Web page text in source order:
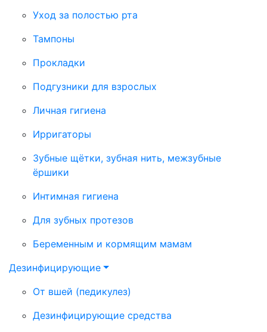
Уход за полостью рта
Тампоны
Прокладки
Подгузники для взрослых
Личная гигиена
Ирригаторы
Зубные щётки, зубная нить, межзубные
ёршики
Интимная гигиена
Для зубных протезов
Беременным и кормящим мамам
Дезинфицирующие
От вшей (педикулез)
Дезинфицирующие средства